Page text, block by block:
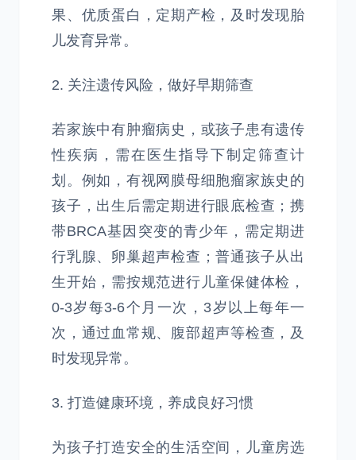
果、优质蛋白，定期产检，及时发现胎
儿发育异常。
2. 关注遗传风险，做好早期筛查
若家族中有肿瘤病史，或孩子患有遗传
性疾病，需在医生指导下制定筛查计
划。例如，有视网膜母细胞瘤家族史的
孩子，出生后需定期进行眼底检查；携
带BRCA基因突变的青少年，需定期进
行乳腺、卵巢超声检查；普通孩子从出
生开始，需按规范进行儿童保健体检，
0-3岁每3-6个月一次，3岁以上每年一
次，通过血常规、腹部超声等检查，及
时发现异常。
3. 打造健康环境，养成良好习惯
为孩子打造安全的生活空间，儿童房选